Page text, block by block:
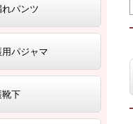
れパンツ
用パジャマ
靴下